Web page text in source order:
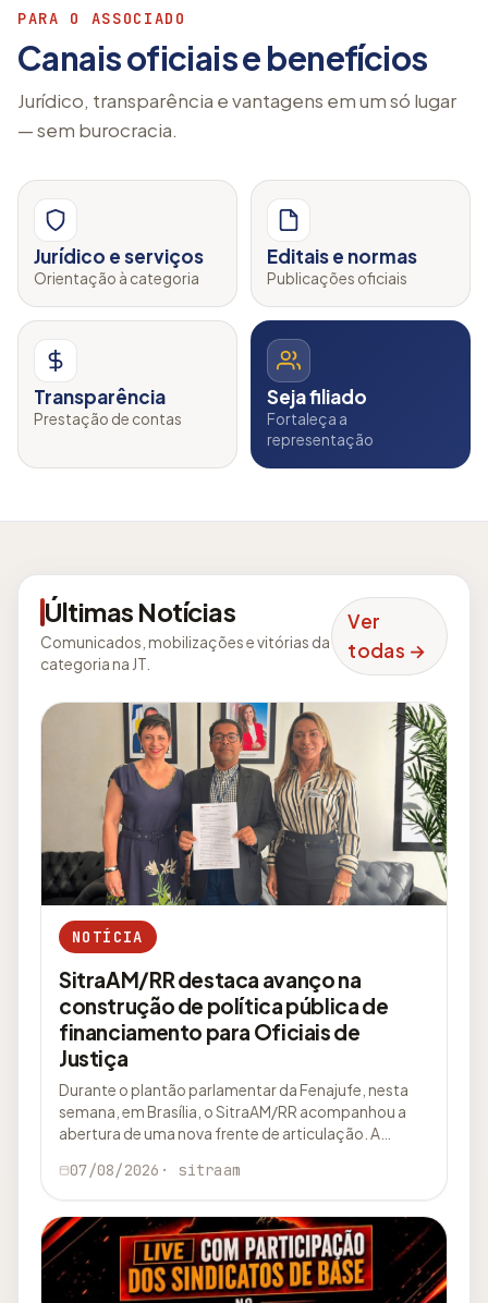
PARA O ASSOCIADO
Canais oficiais e benefícios
Jurídico, transparência e vantagens em um só lugar
— sem burocracia.
Jurídico e serviços
Orientação à categoria
Editais e normas
Publicações oficiais
Transparência
Prestação de contas
Seja filiado
Fortaleça a
representação
Últimas Notícias
Comunicados, mobilizações e vitórias da
categoria na JT.
Ver
todas →
NOTÍCIA
SitraAM/RR destaca avanço na
construção de política pública de
financiamento para Oficiais de
Justiça
Durante o plantão parlamentar da Fenajufe, nesta
semana, em Brasília, o SitraAM/RR acompanhou a
abertura de uma nova frente de articulação. A…
07/08/2026 · sitraam